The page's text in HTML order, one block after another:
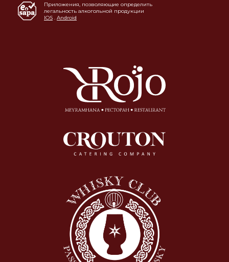
Приложения, позволяющие определить
легальность алкогольной продукции
IOS . Android